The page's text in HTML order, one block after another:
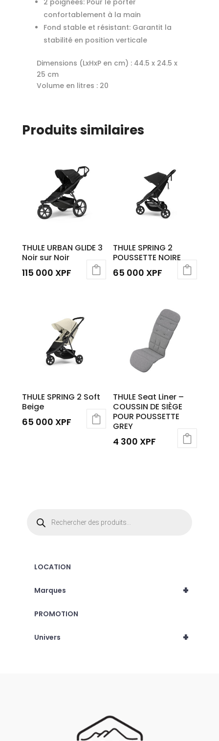
confortablement à la main
Fond stable et résistant: Garantit la
stabilité en position verticale
Dimensions (LxHxP en cm) :44.5 x 24.5 x
25 cm
Volume en litres :20
Produits similaires
THULE URBAN GLIDE 3
Noir sur Noir
115 000 XPF
THULE SPRING 2
POUSSETTE NOIRE
65 000 XPF
THULE SPRING 2 Soft
Beige
65 000 XPF
THULE Seat Liner –
COUSSIN DE SIÈGE
POUR POUSSETTE
GREY
4 300 XPF
produits
LOCATION
+
Marques
PROMOTION
+
Univers